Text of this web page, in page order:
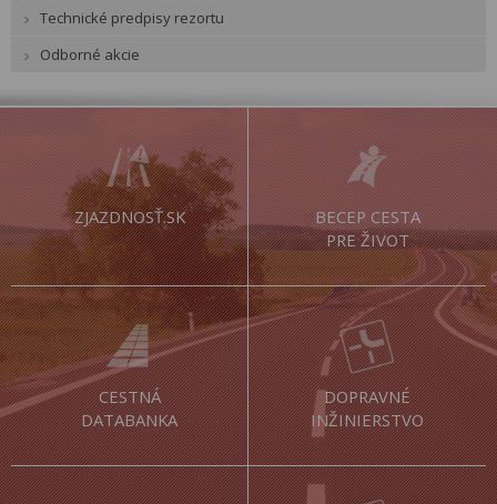
Technické predpisy rezortu
Odborné akcie
ZJAZDNOSŤ.SK
BECEP CESTA
PRE ŽIVOT
CESTNÁ
DATABANKA
DOPRAVNÉ
INŽINIERSTVO